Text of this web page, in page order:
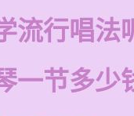
流行唱法
一节多少